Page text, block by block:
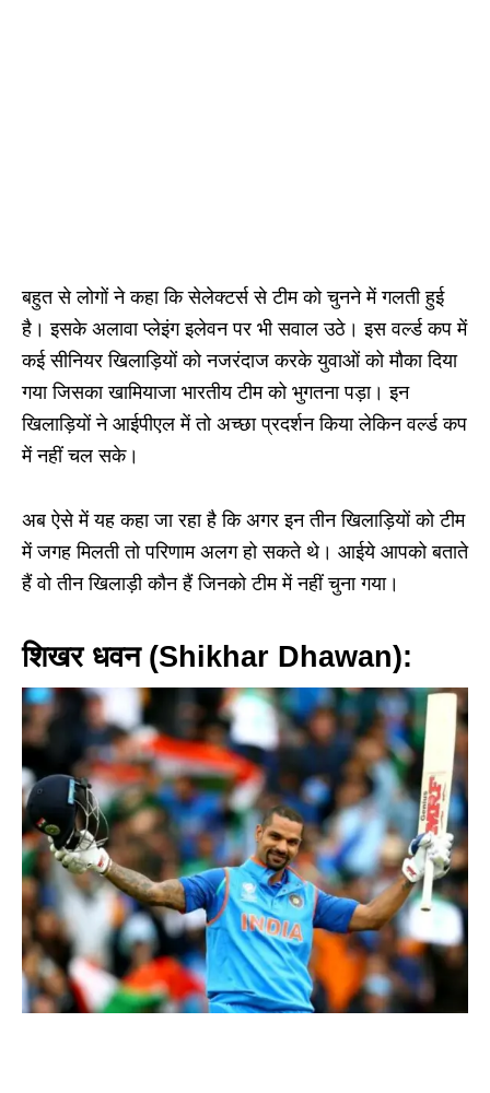
बहुत से लोगों ने कहा कि सेलेक्टर्स से टीम को चुनने में गलती हुई
है। इसके अलावा प्लेइंग इलेवन पर भी सवाल उठे। इस वर्ल्ड कप में
कई सीनियर खिलाड़ियों को नजरंदाज करके युवाओं को मौका दिया
गया जिसका खामियाजा भारतीय टीम को भुगतना पड़ा। इन
खिलाड़ियों ने आईपीएल में तो अच्छा प्रदर्शन किया लेकिन वर्ल्ड कप
में नहीं चल सके।
अब ऐसे में यह कहा जा रहा है कि अगर इन तीन खिलाड़ियों को टीम
में जगह मिलती तो परिणाम अलग हो सकते थे। आईये आपको बताते
हैं वो तीन खिलाड़ी कौन हैं जिनको टीम में नहीं चुना गया।
शिखर धवन (Shikhar Dhawan):